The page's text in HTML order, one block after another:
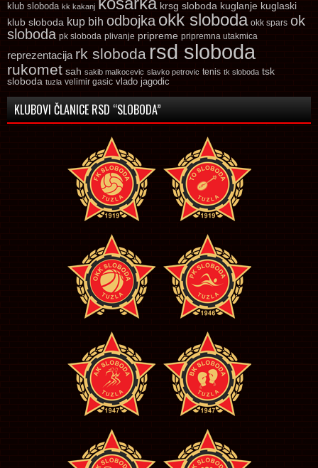
klub sloboda kk kakanj krsg sloboda kuglanje kuglaski
klub sloboda kup bih odbojka okk sloboda okk spars ok
sloboda pk sloboda plivanje pripreme pripremna utakmica
reprezentacija rk sloboda rsd sloboda
rukomet sah sakib malkocevic slavko petrovic tenis tk sloboda tsk
sloboda tuzla velimir gasic vlado jagodic
KLUBOVI ČLANICE RSD “SLOBODA”